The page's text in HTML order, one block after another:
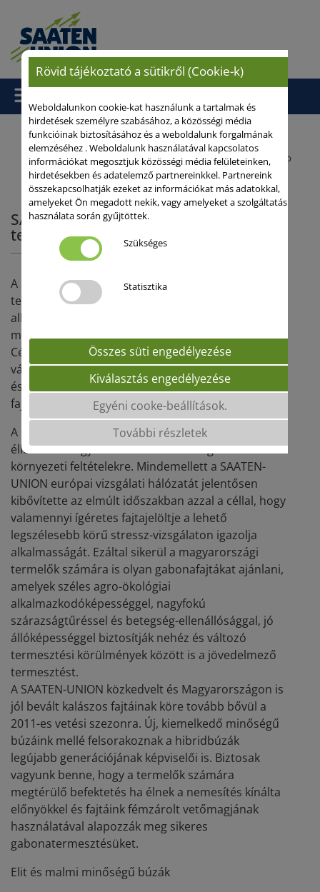
Kezdőlap/Szakmai anyagok / SAATEN-UNION őszi búzák - több
termés, több siker
SAATEN-UNION őszi búzák - több
termés, több siker
A SAATEN-UNION nemesítőinél már jó ideje a
termésbiztonság, a széles ökológiai
alkalmazkodóképesség és a stressz-tűrés a
meghatározó szelekciós kritériumok.
Célkitűzésünk, hogy az új, széleskörű genetikai
változatosságot a lehető leggyorsabb nemesítési
és biotechnológiai eljárásokkal „rögzítsük” a
fajtáinkba.
A dihaploid nemesítési technológia európai
éllovasaként gyorsabban tudunk reagálni a változó
környezeti feltételekre. Mindemellett a SAATEN-
UNION európai vizsgálati hálózatát jelentősen
kibővítette az elmúlt időszakban azzal a céllal, hogy
valamennyi ígéretes fajtajelöltje a lehető
legszélesebb körű stressz-vizsgálaton igazolja
alkalmasságát. Ezáltal sikerül a magyarországi
termelők számára is olyan gabonafajtákat ajánlani,
amelyek széles agro-ökológiai
alkalmazkodóképességgel, nagyfokú
szárazságtűréssel és betegség-ellenállósággal, jó
állóképességgel biztosítják nehéz és változó
termesztési körülmények között is a jövedelmező
termesztést.
A SAATEN-UNION közkedvelt és Magyarországon is
jól bevált kalászos fajtáinak köre tovább bővül a
2011-es vetési szezonra. Új, kiemelkedő minőségű
búzáink mellé felsorakoznak a hibridbúzák
legújabb generációjának képviselői is. Biztosak
vagyunk benne, hogy a termelők számára
megtérülő befektetés ha élnek a nemesítés kínálta
előnyökkel és fajtáink fémzárolt vetőmagjának
használatával alapozzák meg sikeres
gabonatermesztésüket.
Elit és malmi minőségű búzák
Rövid tájékoztató a sütikről (Cookie-k)
Weboldalunkon cookie-kat használunk a tartalmak és
hirdetések személyre szabásához, a közösségi média
funkcióinak biztosításához és a weboldalunk forgalmának
elemzéséhez . Weboldalunk használatával kapcsolatos
információkat megosztjuk közösségi média felületeinken,
hirdetésekben és adatelemző partnereinkkel. Partnereink
összekapcsolhatják ezeket az információkat más adatokkal,
amelyeket Ön megadott nekik, vagy amelyeket a szolgáltatás
használata során gyűjtöttek.
Szükséges
Statisztika
Összes süti engedélyezése
Kiválasztás engedélyezése
Egyéni cooke-beállítások.
További részletek